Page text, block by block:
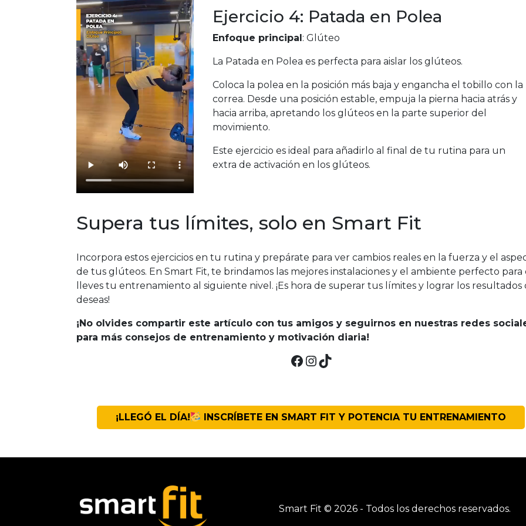
Ejercicio 4: Patada en Polea
Enfoque principal: Glúteo
La Patada en Polea es perfecta para aislar los glúteos.
Coloca la polea en la posición más baja y engancha el tobillo con la
correa. Desde una posición estable, empuja la pierna hacia atrás y
hacia arriba, apretando los glúteos en la parte superior del
movimiento.
Este ejercicio es ideal para añadirlo al final de tu rutina para un
extra de activación en los glúteos.
Supera tus límites, solo en Smart Fit
Incorpora estos ejercicios en tu rutina y prepárate para ver cambios reales en la fuerza y el
de tus glúteos. En Smart Fit, te brindamos las mejores instalaciones y el ambiente perfecto para
lleves tu entrenamiento al siguiente nivel. ¡Es hora de superar tus límites y lograr los resultados
deseas!
¡No olvides compartir este artículo con tus amigos y seguirnos en nuestras redes
para más consejos de entrenamiento y motivación diaria!
Facebook
Instagram
TikTok
¡LLEGÓ EL DÍA! INSCRÍBETE EN SMART FIT Y POTENCIA TU ENTRENAMIENTO
Smart Fit © 2026 - Todos los derechos reservados.